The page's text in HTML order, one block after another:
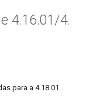
4.16.01 /4.
para a 4.18.01